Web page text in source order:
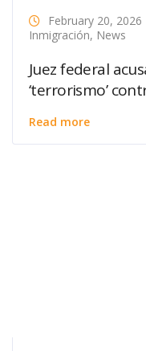
February 20, 2026
Inmigración, News
Juez federal
‘terrorismo’
Read more